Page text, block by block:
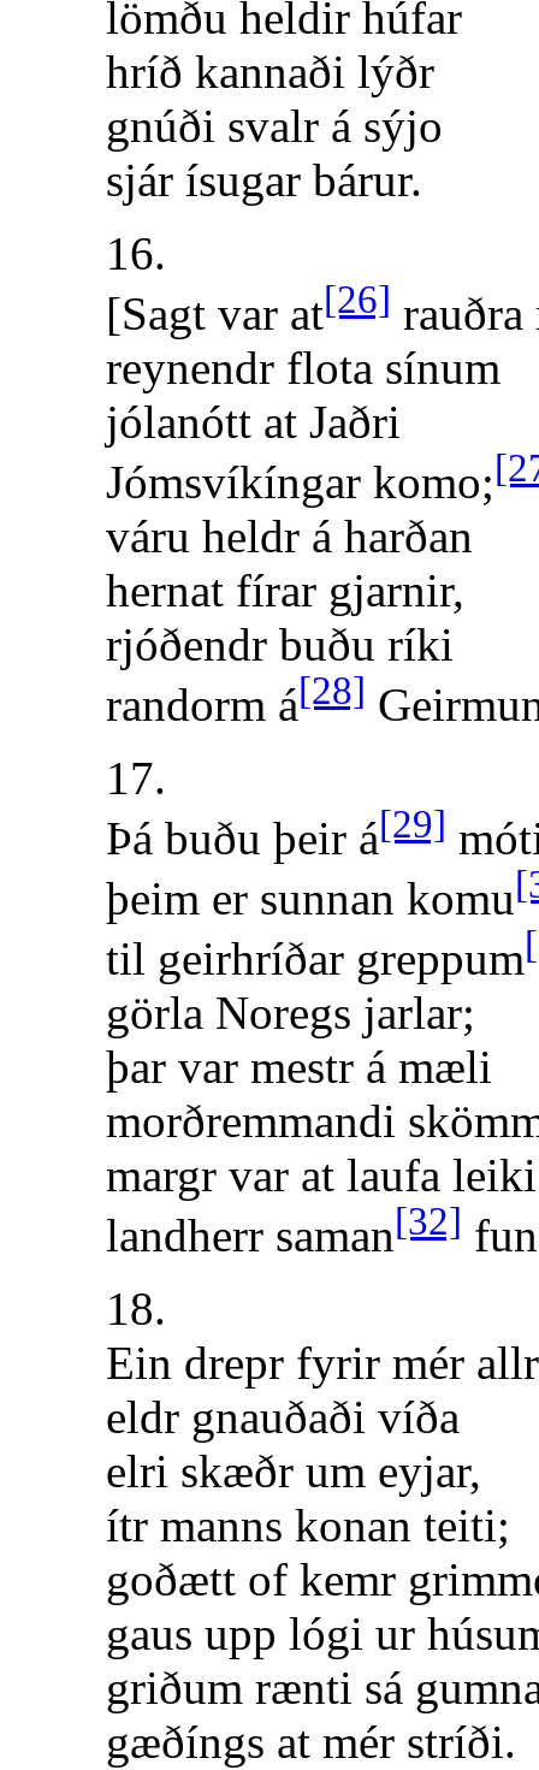
lömðu heldir húfar
hríð kannaði lýðr
gnúði svalr á sýjo
sjár ísugar bárur.
16.
[Sagt var at[26] rauðra
reynendr flota sínum
jólanótt at Jaðri
Jómsvíkíngar komo;
váru heldr á harðan
hernat fírar gjarnir,
rjóðendr buðu ríki
randorm á[28]
17.
Þá buðu þeir á[29]
þeim er sunnan komu
til geirhríðar greppum
görla Noregs jarlar;
þar var mestr á mæli
morðremmandi
margr var at laufa leiki
landherr saman[32]
18.
Ein drepr fyrir mér
eldr gnauðaði víða
elri skæðr um eyjar,
ítr manns konan teiti;
goðætt of kemr
gaus upp lógi ur
griðum rænti sá
gæðíngs at mér stríði.